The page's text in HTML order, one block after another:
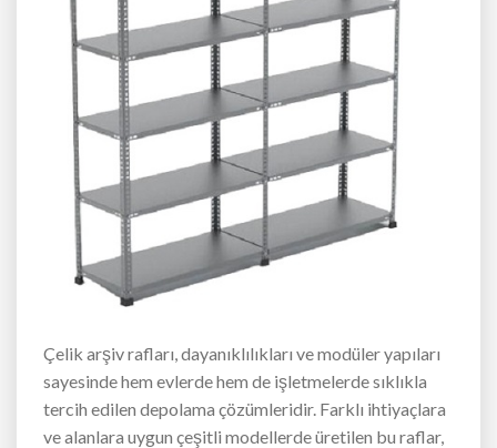
Çelik arşiv rafları, dayanıklılıkları ve modüler yapıları
sayesinde hem evlerde hem de işletmelerde sıklıkla
tercih edilen depolama çözümleridir. Farklı ihtiyaçlara
ve alanlara uygun çeşitli modellerde üretilen bu raflar,